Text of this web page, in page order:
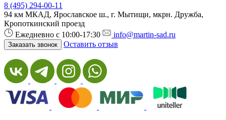
8 (495) 294-00-11
94 км МКАД, Ярославское ш., г. Мытищи, мкрн. Дружба,
Кропоткинский проезд
Ежедневно с 10:00-17:30
info@martin-sad.ru
Заказать звонок Оставить отзыв